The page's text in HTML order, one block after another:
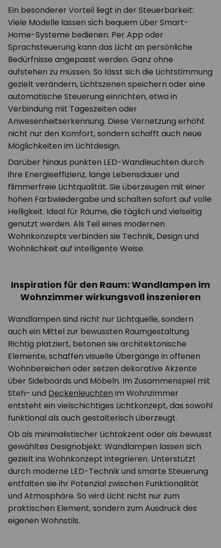
Ein besonderer Vorteil liegt in der Steuerbarkeit:
Viele Modelle lassen sich bequem über Smart-
Home-Systeme bedienen. Per App oder
Sprachsteuerung kann das Licht an persönliche
Bedürfnisse angepasst werden. Ganz ohne
aufstehen zu müssen. So lässt sich die Lichtstimmung
gezielt verändern, Lichtszenen speichern oder eine
automatische Steuerung einrichten, etwa in
Verbindung mit Tageszeiten oder
Anwesenheitserkennung. Diese Vernetzung erhöht
nicht nur den Komfort, sondern schafft auch neue
Möglichkeiten im Lichtdesign.
Darüber hinaus punkten LED-Wandleuchten durch
ihre Energieeffizienz, lange Lebensdauer und
flimmerfreie Lichtqualität. Sie überzeugen mit einer
hohen Farbwiedergabe und schalten sofort auf volle
Helligkeit. Ideal für Räume, die täglich und vielseitig
genutzt werden. Als Teil eines modernen
Wohnkonzepts verbinden sie Technik, Design und
Wohnlichkeit auf intelligente Weise.
Inspiration für den Raum: Wandlampen im
Wohnzimmer wirkungsvoll inszenieren
Wandlampen sind nicht nur Lichtquelle, sondern
auch ein Mittel zur bewussten Raumgestaltung.
Richtig platziert, betonen sie architektonische
Elemente, schaffen visuelle Übergänge in offenen
Wohnbereichen oder setzen dekorative Akzente
über Sideboards und Möbeln. Im Zusammenspiel mit
Steh- und Deckenleuchten im Wohnzimmer
entsteht ein vielschichtiges Lichtkonzept, das sowohl
funktional als auch gestalterisch überzeugt.
Ob als minimalistischer Lichtakzent oder als bewusst
gewähltes Designobjekt: Wandlampen lassen sich
gezielt ins Wohnkonzept integrieren. Unterstützt
durch moderne LED-Technik und smarte Steuerung
entfalten sie ihr Potenzial zwischen Funktionalität
und Atmosphäre. So wird Licht nicht nur zum
praktischen Element, sondern zum Ausdruck des
eigenen Wohnstils.